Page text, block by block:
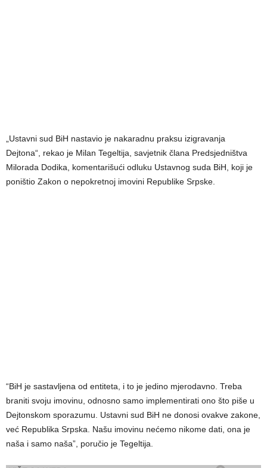
„Ustavni sud BiH nastavio je nakaradnu praksu izigravanja
Dejtona“, rekao je Milan Tegeltija, savjetnik člana Predsjedništva
Milorada Dodika, komentarišući odluku Ustavnog suda BiH, koji je
poništio Zakon o nepokretnoj imovini Republike Srpske.
“BiH je sastavljena od entiteta, i to je jedino mjerodavno. Treba
braniti svoju imovinu, odnosno samo implementirati ono što piše u
Dejtonskom sporazumu. Ustavni sud BiH ne donosi ovakve zakone,
već Republika Srpska. Našu imovinu nećemo nikome dati, ona je
naša i samo naša”, poručio je Tegeltija.